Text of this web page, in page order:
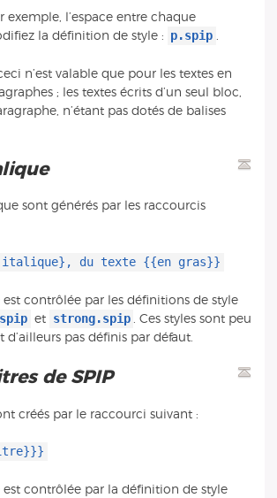
exemple, l’espace entre chaque
la définition de style : p.spip
n’est valable que pour les textes en
; les textes écrits d’un seul bloc,
n’étant pas dotés de balises
sont générés par les raccourcis
italique}, du texte {{en gras}}
est contrôlée par les définitions de style
et strong.spip
. Ces styles sont peu
d’ailleurs pas définis par défaut.
de SPIP
créés par le raccourci suivant :
est contrôlée par la définition de style